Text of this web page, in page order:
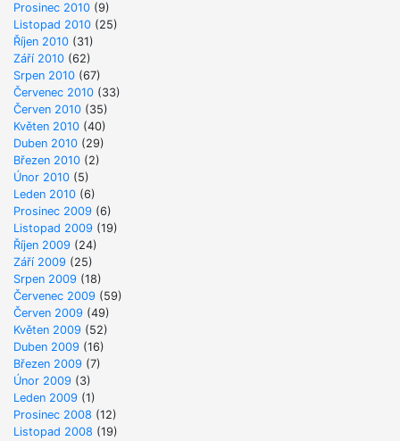
Prosinec 2010 (9)
Listopad 2010 (25)
Říjen 2010 (31)
Září 2010 (62)
Srpen 2010 (67)
Červenec 2010 (33)
Červen 2010 (35)
Květen 2010 (40)
Duben 2010 (29)
Březen 2010 (2)
Únor 2010 (5)
Leden 2010 (6)
Prosinec 2009 (6)
Listopad 2009 (19)
Říjen 2009 (24)
Září 2009 (25)
Srpen 2009 (18)
Červenec 2009 (59)
Červen 2009 (49)
Květen 2009 (52)
Duben 2009 (16)
Březen 2009 (7)
Únor 2009 (3)
Leden 2009 (1)
Prosinec 2008 (12)
Listopad 2008 (19)